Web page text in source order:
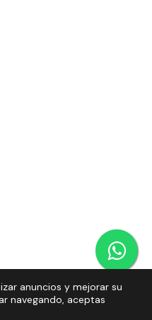
anuncios y mejorar su
navegando, aceptas